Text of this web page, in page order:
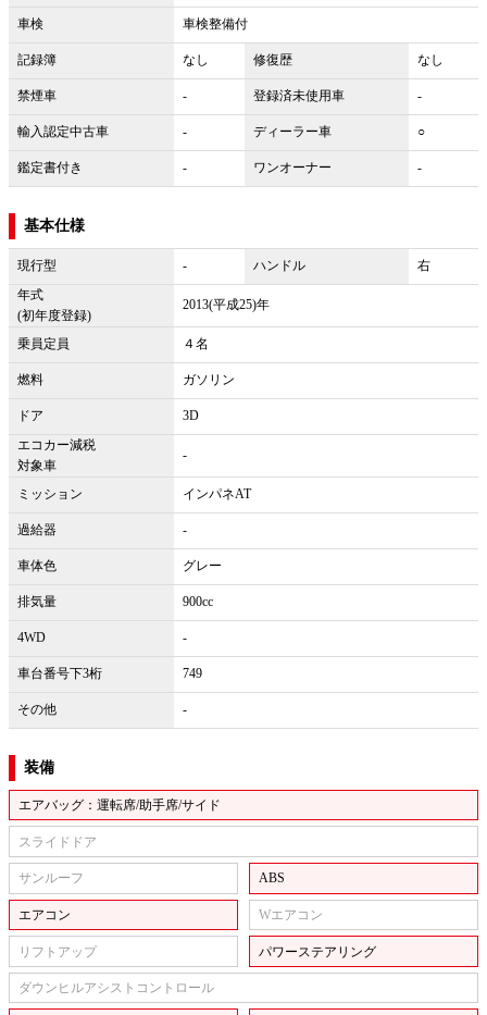
車検 車検整備付
記録簿 なし 修復歴 なし
禁煙車 - 登録済未使用車 -
輸入認定中古車 - ディーラー車 ○
鑑定書付き - ワンオーナー -
基本仕様
現行型 - ハンドル
右
年式
(初年度登録)
2013(平成25)年
乗員定員 ４名
燃料 ガソリン
ドア
3D
エコカー減税
対象車
-
ミッション インパネAT
過給器 -
車体色 グレー
排気量 900cc
4WD -
車台番号下3桁 749
その他 -
装備
エアバッグ：運転席/助手席/サイド
スライドドア
サンルーフ ABS
エアコン Wエアコン
リフトアップ パワーステアリング
ダウンヒルアシストコントロール